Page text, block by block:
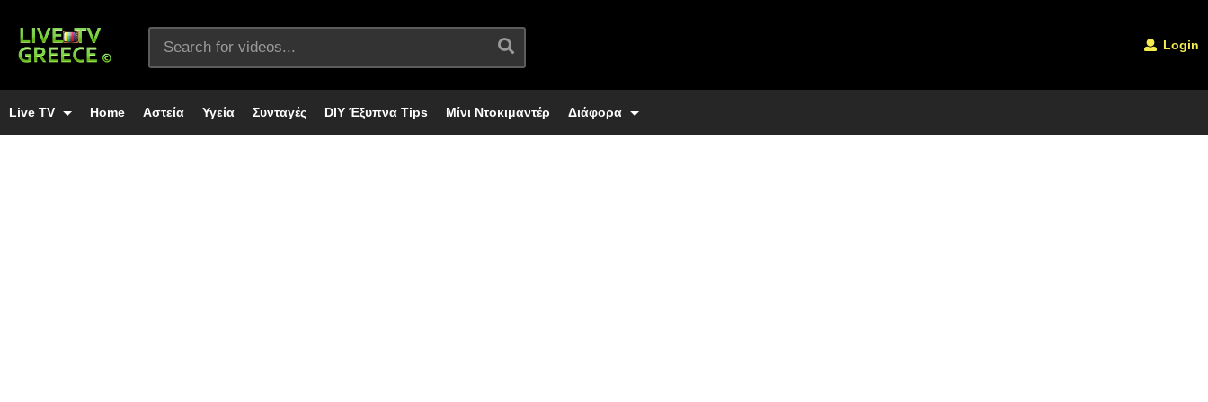
Login
Live TV Home Αστεία Υγεία Συνταγές DIY Έξυπνα Tips Μίνι Ντοκιμαντέρ Διάφορα